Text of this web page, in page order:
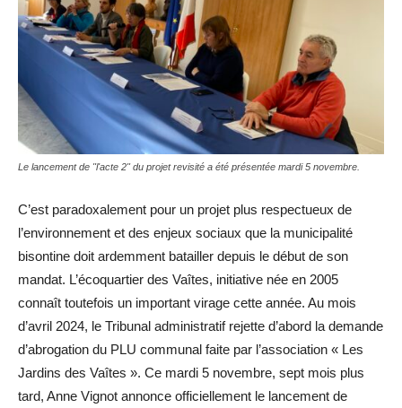
Le lancement de "l'acte 2" du projet revisité a été présentée mardi 5 novembre.
C’est paradoxalement pour un projet plus respectueux de
l’environnement et des enjeux sociaux que la municipalité
bisontine doit ardemment batailler depuis le début de son
mandat. L’écoquartier des Vaîtes, initiative née en 2005
connaît toutefois un important virage cette année. Au mois
d’avril 2024, le Tribunal administratif rejette d’abord la demande
d’abrogation du PLU communal faite par l’association « Les
Jardins des Vaîtes ». Ce mardi 5 novembre, sept mois plus
tard, Anne Vignot annonce officiellement le lancement de